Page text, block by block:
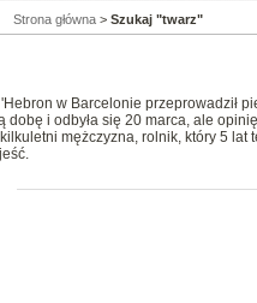
Strona główna > Szukaj "twarz"
w Barcelonie przeprowadził
dobę i odbyła się 20 marca, ale
mężczyzna, rolnik, który 5 lat